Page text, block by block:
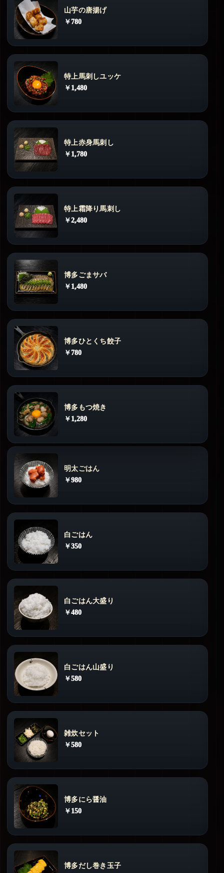
山芋の唐揚げ
￥780
特上馬刺しユッケ
￥1,480
特上赤身馬刺し
￥1,780
特上霜降り馬刺し
￥2,480
博多ごまサバ
￥1,480
博多ひとくち餃子
￥780
博多もつ焼き
￥1,280
明太ごはん
￥980
白ごはん
￥350
白ごはん大盛り
￥480
白ごはん山盛り
￥580
雑炊セット
￥580
博多にら醤油
￥150
博多だし巻き玉子